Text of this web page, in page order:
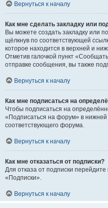
Вернуться к началу
Как мне сделать закладку или
Вы можете создать закладку или
щёлкнув по соответствующей
которое находится в верхней и
Отметив галочкой пункт
отправке сообщения, вы также
Вернуться к началу
Как мне подписаться на
Чтобы подписаться на
«Подписаться на форум» в
соответствующего форума.
Вернуться к началу
Как мне отказаться от подписки?
Для отказа от подписки
«Подписки».
Вернуться к началу